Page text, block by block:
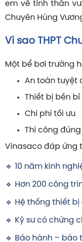
em về tinh thần
Chuyên Hùng
Vì sao THPT
Một bể bơi trường
An toàn tuyệt
Thiết bị bền bỉ
Chi phí tối ưu
Thi công
Vinasaco đáp ứng
🔹 10 năm kinh
🔹 Hơn 200 công
🔹 Hệ thống thiết
🔹 Kỹ sư có chứng
🔹 Bảo hành – bảo